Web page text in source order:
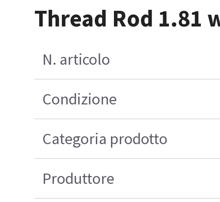
Thread Rod 1.81
N. articolo
Condizione
Categoria prodotto
Produttore